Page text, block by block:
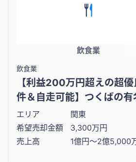
飲食業
飲食業
【利益200万円超えの超
件＆自走可能】つくばの有
エリア
関東
希望売却金額
3,300万円
売上高
1億円〜2億5,000